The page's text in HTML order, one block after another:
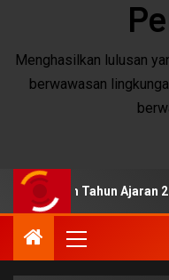
Menghasilkan lulusan
berwawasan
Tahun Ajaran 2026/2027